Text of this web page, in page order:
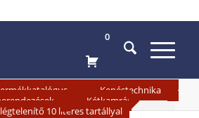
0
Kenéstechnika
Kétkamrás
10 literes tartállyal